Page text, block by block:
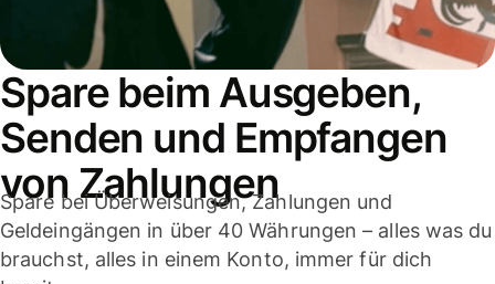
Spare beim Ausgeben,
Senden und Empfangen
von Zahlungen
Spare bei Überweisungen, Zahlungen und
Geldeingängen in über 40 Währungen – alles was du
brauchst, alles in einem Konto, immer für dich